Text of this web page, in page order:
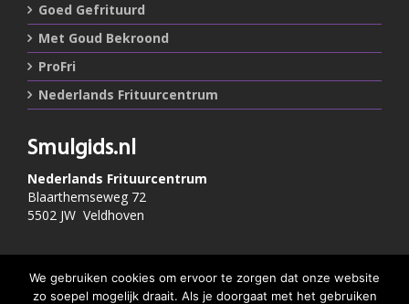
Goed Gefrituurd
Met Goud Bekroond
ProFri
Nederlands Frituurcentrum
Smulgids.nl
Nederlands Frituurcentrum
Blaarthemseweg 72
5502 JW Veldhoven
T :040-7200900 (optie 2)
@: info@frituurcentrum.nl
We gebruiken cookies om ervoor te zorgen dat onze website
zo soepel mogelijk draait. Als je doorgaat met het gebruiken